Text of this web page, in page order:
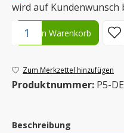
wird auf Kundenwunsch
Produkt Anzahl: Gib den
In den Warenkorb
Zum Merkzettel hinzufügen
Produktnummer: P5-
Beschreibung